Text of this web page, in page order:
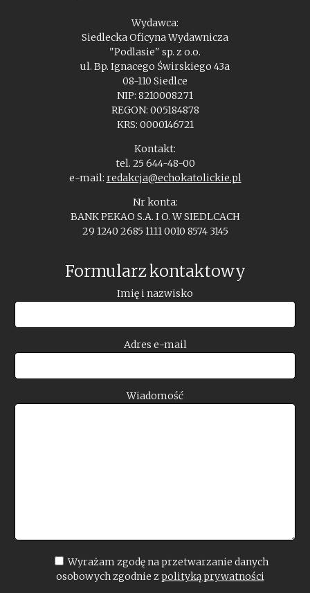
Wydawca:
Siedlecka Oficyna Wydawnicza
"Podlasie" sp. z o.o.
ul. Bp. Ignacego Świrskiego 43a
08-110 Siedlce
NIP: 8210008271
REGON: 005184878
KRS: 0000146721
Kontakt:
tel. 25 644-48-00
e-mail: redakcja@echokatolickie.pl
Nr konta:
BANK PEKAO S.A. I O. W SIEDLCACH
29 1240 2685 1111 0010 8574 3145
Formularz kontaktowy
Imię i nazwisko
Adres e-mail
Wiadomość
Wyrażam zgodę na przetwarzanie danych
osobowych zgodnie z polityką prywatności